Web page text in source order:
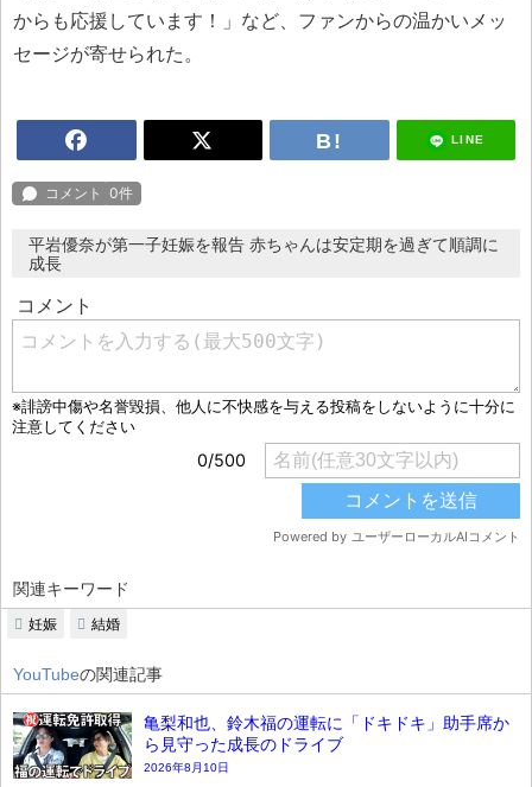
からも応援しています！」など、ファンからの温かいメッ
セージが寄せられた。
LINE
平岩優奈が第一子妊娠を報告 赤ちゃんは安定期を過ぎて順調に
成長
関連キーワード
妊娠 結婚
YouTubeの関連記事
亀梨和也、鈴木福の運転に「ドキドキ」助手席か
ら見守った成長のドライブ
2026年8月10日